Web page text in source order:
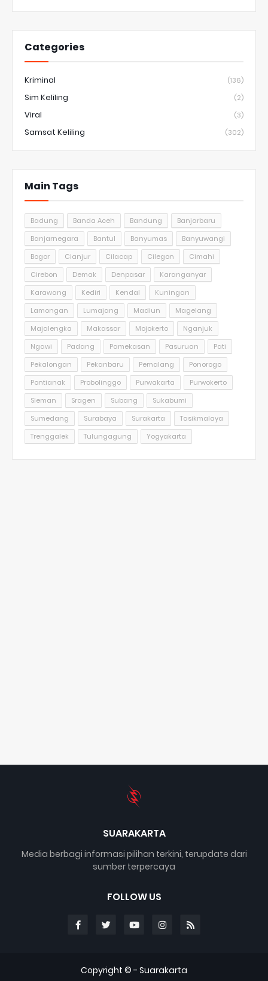
Categories
Kriminal (136)
Sim Keliling (2)
Viral (3)
Samsat Keliling (302)
Main Tags
Badung Banda Aceh Bandung
Banjarbaru
Banjarnegara
Bantul Banyumas
Banyuwangi
Bogor
Cianjur Cilacap Cilegon
Cimahi
Cirebon
Demak Denpasar
Karanganyar
Karawang
Kediri Kendal
Kuningan
Lamongan
Lumajang Madiun
Magelang
Majalengka
Makassar Mojokerto
Nganjuk
Ngawi
Padang Pamekasan Pasuruan
Pati
Pekalongan
Pekanbaru Pemalang
Ponorogo
Pontianak
Probolinggo Purwakarta
Purwokerto
Sleman
Sragen Subang
Sukabumi
Sumedang
Surabaya Surakarta
Tasikmalaya
Trenggalek
Tulungagung Yogyakarta
SUARAKARTA
Media berbagi informasi pilihan terkini, terupdate dari
sumber terpercaya
FOLLOW US
Copyright © - Suarakarta